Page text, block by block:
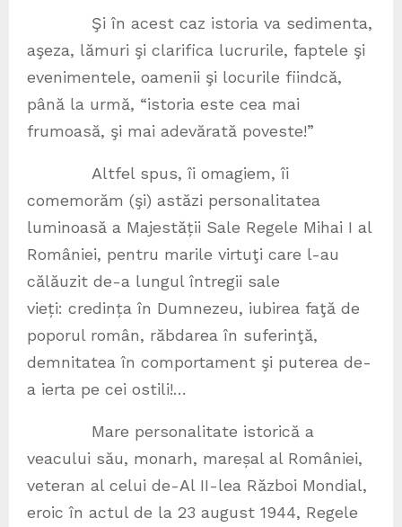
Şi în acest caz istoria va sedimenta,
aşeza, lămuri şi clarifica lucrurile, faptele şi
evenimentele, oamenii şi locurile fiindcă,
până la urmă, “istoria este cea mai
frumoasă, şi mai adevărată poveste!”
Altfel spus, îi omagiem, îi
comemorăm (şi) astăzi personalitatea
luminoasă a Majestății Sale Regele Mihai I al
României, pentru marile virtuţi care l-au
călăuzit de-a lungul întregii sale
vieți: credința în Dumnezeu, iubirea faţă de
poporul român, răbdarea în suferinţă,
demnitatea în comportament şi puterea de-
a ierta pe cei ostili!…
Mare personalitate istorică a
veacului său, monarh, mareșal al României,
veteran al celui de-Al II-lea Război Mondial,
eroic în actul de la 23 august 1944, Regele